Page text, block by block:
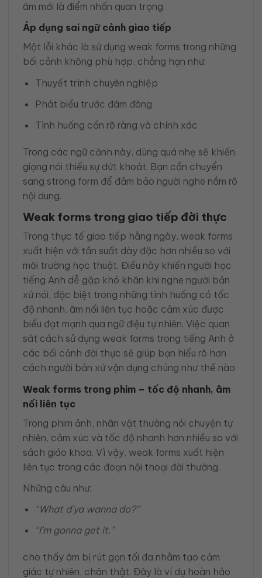
âm mới là điểm nhấn quan trọng.
Áp dụng sai ngữ cảnh giao tiếp
Một lỗi khác là sử dụng weak forms trong những
bối cảnh không phù hợp, chẳng hạn như:
Thuyết trình chuyên nghiệp
Phát biểu trước đám đông
Tình huống cần rõ ràng và chính xác
Trong các ngữ cảnh này, dùng quá nhẹ sẽ khiến
giọng nói thiếu sự dứt khoát. Bạn cần chuyển
sang strong form để đảm bảo người nghe nắm rõ
nội dung.
Weak forms trong giao tiếp đời thực
Trong thực tế giao tiếp hằng ngày, weak forms
xuất hiện với tần suất dày đặc hơn nhiều so với
môi trường học thuật. Điều này khiến người học
tiếng Anh dễ gặp khó khăn khi nghe người bản
xứ nói, đặc biệt trong những tình huống có tốc
độ nhanh, âm nối liên tục hoặc cảm xúc được
biểu đạt mạnh qua ngữ điệu tự nhiên. Việc quan
sát cách sử dụng weak forms trong tiếng Anh ở
các bối cảnh đời thực sẽ giúp bạn hiểu rõ hơn
cách người bản xứ vận dụng chúng như thế nào.
Weak forms trong phim – tốc độ nhanh, âm
nối liên tục
Trong phim ảnh, nhân vật thường nói chuyện tự
nhiên, cảm xúc và tốc độ nhanh hơn nhiều so với
sách giáo khoa. Vì vậy, weak forms xuất hiện
liên tục trong các đoạn hội thoại đời thường.
Những câu như:
“What d’ya wanna do?”
“I’m gonna get it.”
cho thấy âm bị rút gọn tối đa nhằm tạo cảm
giác tự nhiên, chân thật. Đây là ví dụ hoàn hảo